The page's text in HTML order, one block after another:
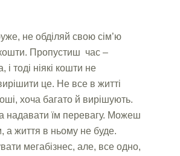
не обділяй свою сім’ю
Пропустиш час –
і тоді ніякі кошти не
це. Не все в житті
хоча багато й вирішують.
надавати їм перевагу. Можеш
а життя в ньому не буде.
мегабізнес, але, все одно,